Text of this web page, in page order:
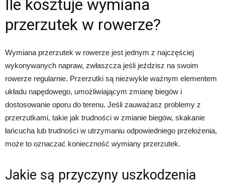
Ile kosztuje wymiana
przerzutek w rowerze?
Wymiana przerzutek w rowerze jest jednym z najczęściej
wykonywanych napraw, zwłaszcza jeśli jeździsz na swoim
rowerze regularnie. Przerzutki są niezwykle ważnym elementem
układu napędowego, umożliwiającym zmianę biegów i
dostosowanie oporu do terenu. Jeśli zauważasz problemy z
przerzutkami, takie jak trudności w zmianie biegów, skakanie
łańcucha lub trudności w utrzymaniu odpowiedniego przełożenia,
może to oznaczać konieczność wymiany przerzutek.
Jakie są przyczyny uszkodzenia